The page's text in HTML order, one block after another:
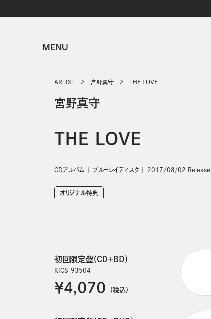
ARTIST 宮野真守 THE LOVE
宮野真守
THE LOVE
CDアルバム ブルーレイディスク 2017/08/02 Release
オリジナル特典
初回限定盤(CD＋BD)
KICS-93504
￥4,070 (税込)